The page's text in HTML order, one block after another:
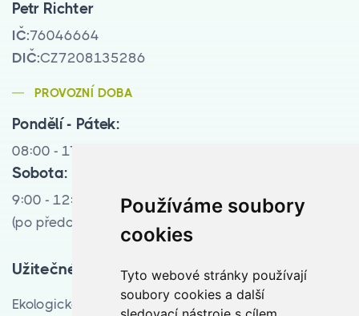
Používáme soubory
cookies
Tyto webové stránky používají
soubory cookies a další
Petr Richter
IČ:76046664
DIČ:CZ7208135286
PROVOZNÍ DOBA
Pondělí - Pátek:
08:00 - 17:00
Sobota:
9:00 - 12:00
(po předchozí tel. domluvě)
Užitečné odkazy
Ekologická likvidace vozidel pro Moravskoslezský